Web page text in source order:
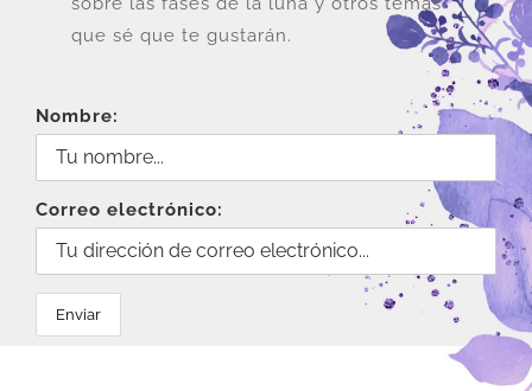
que sé que te gustarán.
Nombre:
Correo electrónico: